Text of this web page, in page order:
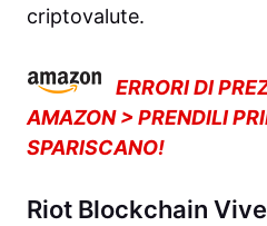
criptovalute.
ERRORI DI
AMAZON > PRENDILI
SPARISCANO!
Riot Blockchain